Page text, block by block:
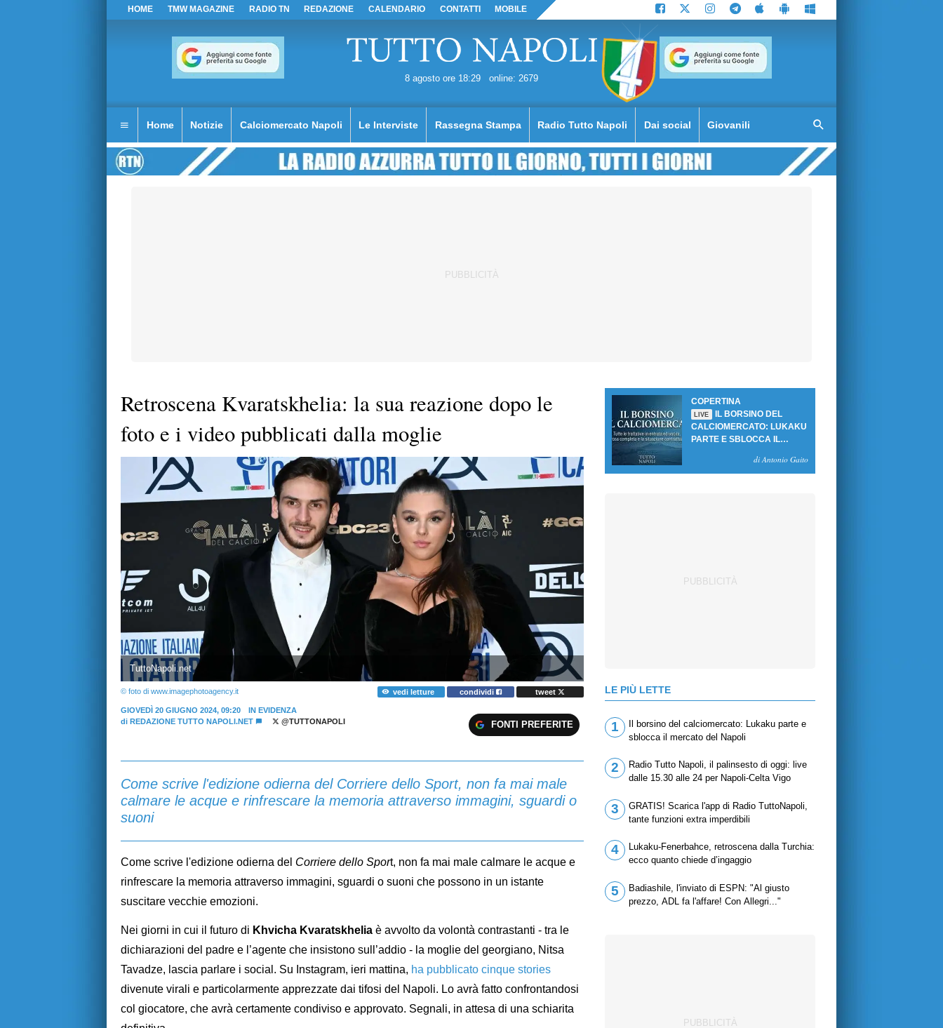
HOME TMW MAGAZINE RADIO TN REDAZIONE CALENDARIO CONTATTI MOBILE
8 agosto ore 18:29 online: 2679
Home Notizie Calciomercato Napoli Le Interviste Rassegna Stampa Radio Tutto Napoli Dai social Giovanili
Retroscena Kvaratskhelia: la sua reazione dopo le
foto e i video pubblicati dalla moglie
TuttoNapoli.net
© foto di www.imagephotoagency.it vedi letture condividi tweet
GIOVEDÌ 20 GIUGNO 2024, 09:20
IN EVIDENZA
di REDAZIONE TUTTO NAPOLI.NET @TUTTONAPOLI FONTI PREFERITE
Come scrive l'edizione odierna del Corriere dello Sport, non fa mai male
calmare le acque e rinfrescare la memoria attraverso immagini, sguardi o
suoni
Come scrive l'edizione odierna del Corriere dello Sport, non fa mai male calmare le acque e
rinfrescare la memoria attraverso immagini, sguardi o suoni che possono in un istante
suscitare vecchie emozioni.
Nei giorni in cui il futuro di Khvicha Kvaratskhelia è avvolto da volontà contrastanti - tra le
dichiarazioni del padre e l’agente che insistono sull’addio - la moglie del georgiano, Nitsa
Tavadze, lascia parlare i social. Su Instagram, ieri mattina, ha pubblicato cinque stories
divenute virali e particolarmente apprezzate dai tifosi del Napoli. Lo avrà fatto confrontandosi
col giocatore, che avrà certamente condiviso e approvato. Segnali, in attesa di una schiarita
COPERTINA
LIVE
IL BORSINO DEL
CALCIOMERCATO: LUKAKU
PARTE E SBLOCCA IL
di Antonio Gaito
LE PIÙ LETTE
1
Il borsino del calciomercato: Lukaku parte e
sblocca il mercato del Napoli
2
Radio Tutto Napoli, il palinsesto di oggi: live
dalle 15.30 alle 24 per Napoli-Celta Vigo
3
GRATIS! Scarica l'app di Radio TuttoNapoli,
tante funzioni extra imperdibili
4
Lukaku-Fenerbahce, retroscena dalla Turchia:
ecco quanto chiede d’ingaggio
5
Badiashile, l'inviato di ESPN: "Al giusto
prezzo, ADL fa l'affare! Con Allegri..."